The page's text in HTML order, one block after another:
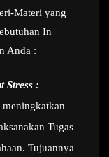
Materi yang
In
Anda :
Stress :
Tugas
Tujuannya